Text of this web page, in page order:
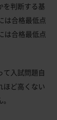
を判断する基
は合格最低点
は合格最低点
て入試問題自
ほど高くない